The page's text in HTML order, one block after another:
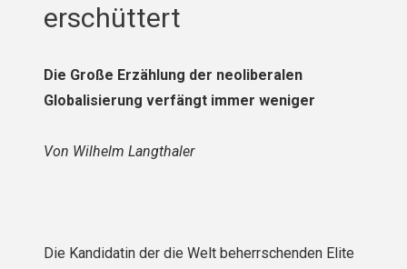
erschüttert
Die Große Erzählung der neoliberalen
Globalisierung verfängt immer weniger
Von Wilhelm Langthaler
Die Kandidatin der die Welt beherrschenden Elite